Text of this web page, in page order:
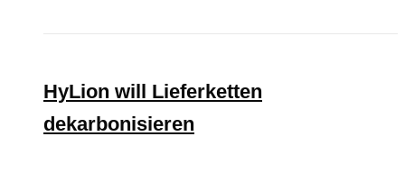
HyLion will Lieferketten
dekarbonisieren